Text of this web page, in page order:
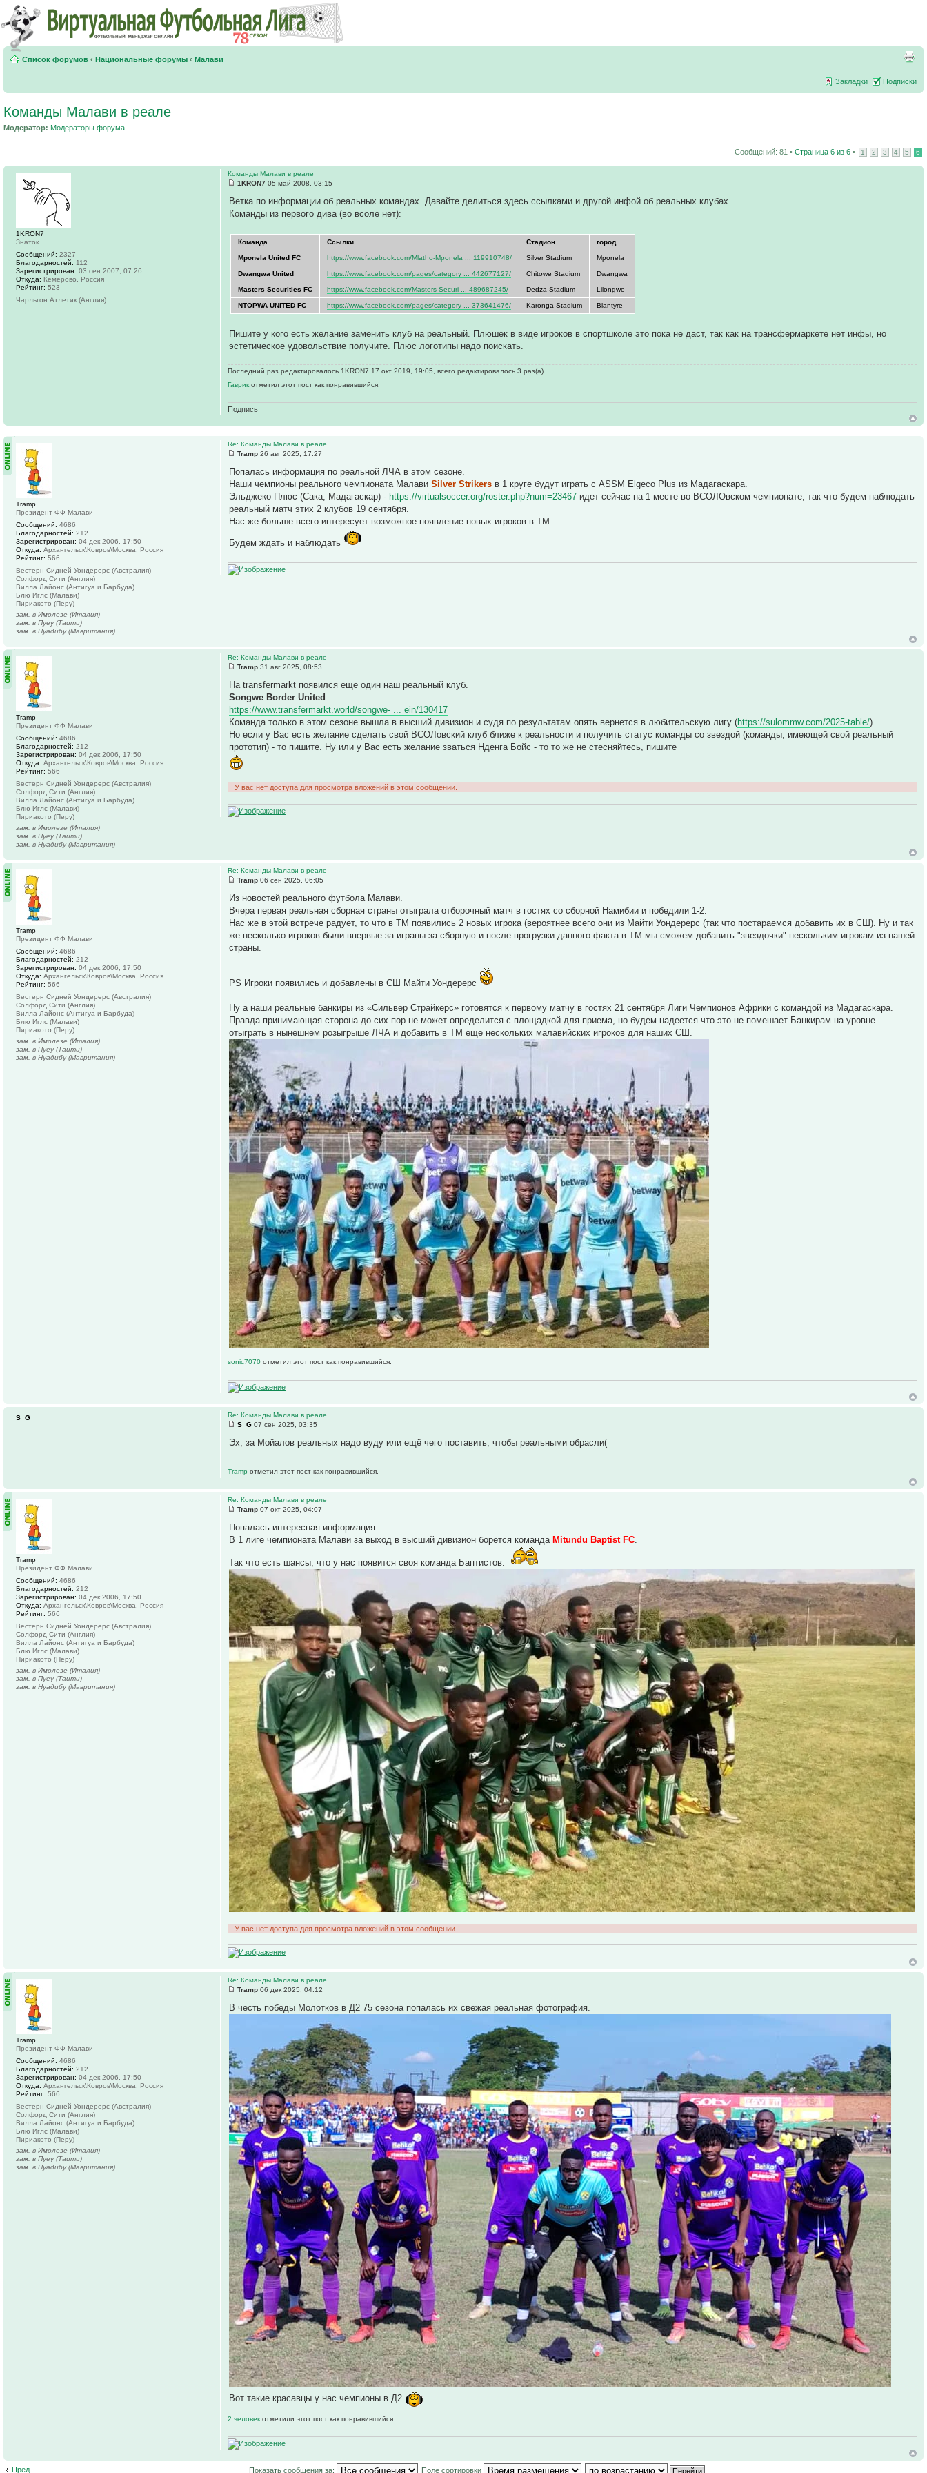
Список форумов ‹ Национальные форумы ‹ Малави
Закладки Подписки
Команды Малави в реале
Модератор: Модераторы форума
Сообщений: 81 • Страница 6 из 6 • 1 2 3 4 5 6
Команды Малави в реале
1KRON7 05 май 2008, 03:15
Ветка по информации об реальных командах. Давайте делиться здесь ссылками и другой инфой об реальных клубах.
Команды из первого дива (во всоле нет):
Команда Ссылки Стадион город
Mponela United FC https://www.facebook.com/Mlatho-Mponela ... 119910748/ Silver Stadium Mponela
Dwangwa United https://www.facebook.com/pages/category ... 442677127/ Chitowe Stadium Dwangwa
Masters Securities FC https://www.facebook.com/Masters-Securi ... 489687245/ Dedza Stadium Lilongwe
NTOPWA UNITED FC https://www.facebook.com/pages/category ... 373641476/ Karonga Stadium Blantyre
Пишите у кого есть желание заменить клуб на реальный. Плюшек в виде игроков в спортшколе это пока не даст, так как на трансфермаркете нет инфы, но
эстетическое удовольствие получите. Плюс логотипы надо поискать.
Последний раз редактировалось 1KRON7 17 окт 2019, 19:05, всего редактировалось 3 раз(а).
Гаврикотметил этот пост как понравившийся.
Подпись
1KRON7
Знаток
Сообщений: 2327
Благодарностей: 112
Зарегистрирован: 03 сен 2007, 07:26
Откуда: Кемерово, Россия
Рейтинг: 523
Чарльтон Атлетик (Англия)
Re: Команды Малави в реале
Tramp 26 авг 2025, 17:27
Попалась информация по реальной ЛЧА в этом сезоне.
Наши чемпионы реального чемпионата Малави Silver Strikers в 1 круге будут играть с ASSM Elgeco Plus из Мадагаскара.
Эльджеко Плюс (Сака, Мадагаскар) - https://virtualsoccer.org/roster.php?num=23467 идет сейчас на 1 месте во ВСОЛОвском чемпионате, так что будем наблюдать
реальный матч этих 2 клубов 19 сентября.
Нас же больше всего интересует возможное появление новых игроков в ТМ.
Будем ждать и наблюдать
Tramp
Президент ФФ Малави
Сообщений: 4686
Благодарностей: 212
Зарегистрирован: 04 дек 2006, 17:50
Откуда: Архангельск\Ковров\Москва, Россия
Рейтинг: 566
Вестерн Сидней Уондерерс (Австралия)
Солфорд Сити (Англия)
Вилла Лайонс (Антигуа и Барбуда)
Блю Иглс (Малави)
Пириакото (Перу)
зам. в Имолезе (Италия)
зам. в Пуеу (Таити)
зам. в Нуадибу (Мавритания)
Re: Команды Малави в реале
Tramp 31 авг 2025, 08:53
На transfermarkt появился еще один наш реальный клуб.
Songwe Border United
https://www.transfermarkt.world/songwe- ... ein/130417
Команда только в этом сезоне вышла в высший дивизион и судя по результатам опять вернется в любительскую лигу (https://sulommw.com/2025-table/).
Но если у Вас есть желание сделать свой ВСОЛовский клуб ближе к реальности и получить статус команды со звездой (команды, имеющей свой реальный
прототип) - то пишите. Ну или у Вас есть желание зваться Нденга Бойс - то то же не стесняйтесь, пишите
У вас нет доступа для просмотра вложений в этом сообщении.
Tramp
Президент ФФ Малави
Сообщений: 4686
Благодарностей: 212
Зарегистрирован: 04 дек 2006, 17:50
Откуда: Архангельск\Ковров\Москва, Россия
Рейтинг: 566
Вестерн Сидней Уондерерс (Австралия)
Солфорд Сити (Англия)
Вилла Лайонс (Антигуа и Барбуда)
Блю Иглс (Малави)
Пириакото (Перу)
зам. в Имолезе (Италия)
зам. в Пуеу (Таити)
зам. в Нуадибу (Мавритания)
Re: Команды Малави в реале
Tramp 06 сен 2025, 06:05
Из новостей реального футбола Малави.
Вчера первая реальная сборная страны отыграла отборочный матч в гостях со сборной Намибии и победили 1-2.
Нас же в этой встрече радует, то что в ТМ появились 2 новых игрока (вероятнее всего они из Майти Уондерерс (так что постараемся добавить их в СШ). Ну и так
же несколько игроков были впервые за играны за сборную и после прогрузки данного факта в ТМ мы сможем добавить "звездочки" нескольким игрокам из нашей
страны.
PS Игроки появились и добавлены в СШ Майти Уондерерс
Ну а наши реальные банкиры из «Сильвер Страйкерс» готовятся к первому матчу в гостях 21 сентября Лиги Чемпионов Африки с командой из Мадагаскара.
Правда принимающая сторона до сих пор не может определится с площадкой для приема, но будем надеется что это не помешает Банкирам на уровне
отыграть в нынешнем розыгрыше ЛЧА и добавить в ТМ еще нескольких малавийских игроков для наших СШ.
sonic7070отметил этот пост как понравившийся.
Tramp
Президент ФФ Малави
Сообщений: 4686
Благодарностей: 212
Зарегистрирован: 04 дек 2006, 17:50
Откуда: Архангельск\Ковров\Москва, Россия
Рейтинг: 566
Вестерн Сидней Уондерерс (Австралия)
Солфорд Сити (Англия)
Вилла Лайонс (Антигуа и Барбуда)
Блю Иглс (Малави)
Пириакото (Перу)
зам. в Имолезе (Италия)
зам. в Пуеу (Таити)
зам. в Нуадибу (Мавритания)
Re: Команды Малави в реале
S_G 07 сен 2025, 03:35
Эх, за Мойалов реальных надо вуду или ещё чего поставить, чтобы реальными обрасли(
Trampотметил этот пост как понравившийся.
S_G
Re: Команды Малави в реале
Tramp 07 окт 2025, 04:07
Попалась интересная информация.
В 1 лиге чемпионата Малави за выход в высший дивизион борется команда Mitundu Baptist FC
Так что есть шансы, что у нас появится своя команда Баптистов.
У вас нет доступа для просмотра вложений в этом сообщении.
Tramp
Президент ФФ Малави
Сообщений: 4686
Благодарностей: 212
Зарегистрирован: 04 дек 2006, 17:50
Откуда: Архангельск\Ковров\Москва, Россия
Рейтинг: 566
Вестерн Сидней Уондерерс (Австралия)
Солфорд Сити (Англия)
Вилла Лайонс (Антигуа и Барбуда)
Блю Иглс (Малави)
Пириакото (Перу)
зам. в Имолезе (Италия)
зам. в Пуеу (Таити)
зам. в Нуадибу (Мавритания)
Re: Команды Малави в реале
Tramp 06 дек 2025, 04:12
В честь победы Молотков в Д2 75 сезона попалась их свежая реальная фотография.
Вот такие красавцы у нас чемпионы в Д2
2 человекотметили этот пост как понравившийся.
Tramp
Президент ФФ Малави
Сообщений: 4686
Благодарностей: 212
Зарегистрирован: 04 дек 2006, 17:50
Откуда: Архангельск\Ковров\Москва, Россия
Рейтинг: 566
Вестерн Сидней Уондерерс (Австралия)
Солфорд Сити (Англия)
Вилла Лайонс (Антигуа и Барбуда)
Блю Иглс (Малави)
Пириакото (Перу)
зам. в Имолезе (Италия)
зам. в Пуеу (Таити)
зам. в Нуадибу (Мавритания)
Пред. Показать сообщения за: Поле сортировки